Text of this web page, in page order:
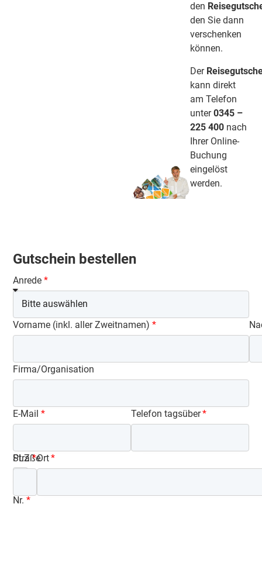
den
den Sie dann
verschenken
können.
Der
kann direkt
am Telefon
unter0345 –
225 400nach
Ihrer Online-
Buchung
eingelöst
werden.
Gutschein bestellen
Anrede
Vorname (inkl. aller Zweitnamen)
Firma/Organisation
E-Mail Telefon tagsüber
Straße
und
Nr.
PLZ Ort